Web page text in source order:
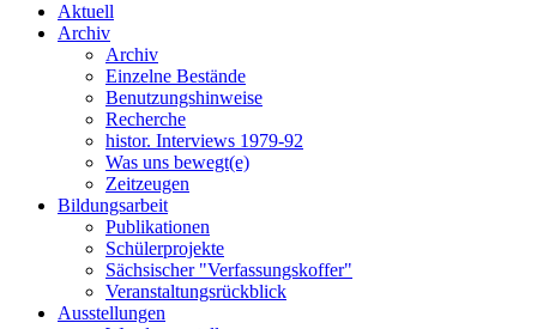
Aktuell
Archiv
Archiv
Einzelne Bestände
Benutzungshinweise
Recherche
histor. Interviews 1979-92
Was uns bewegt(e)
Zeitzeugen
Bildungsarbeit
Publikationen
Schülerprojekte
Sächsischer "Verfassungskoffer"
Veranstaltungsrückblick
Ausstellungen